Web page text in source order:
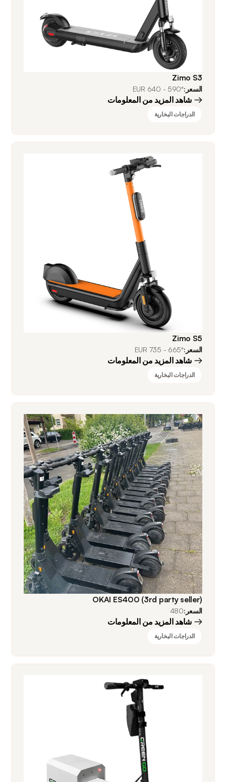
Zimo S3
السعر:*590 - 640 EUR
شاهد المزيد من المعلومات
الدراجات البخارية
Zimo S5
السعر:*665 - 735 EUR
شاهد المزيد من المعلومات
الدراجات البخارية
OKAI ES400 (3rd party seller)
السعر:480
شاهد المزيد من المعلومات
الدراجات البخارية